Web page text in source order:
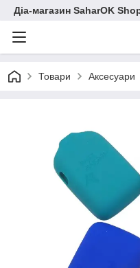
Діа-магазин SaharOK
Товари Аксесуари